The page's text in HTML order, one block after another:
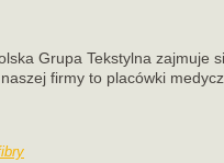
Grupa Tekstylna zajmuje
firmy to placówki